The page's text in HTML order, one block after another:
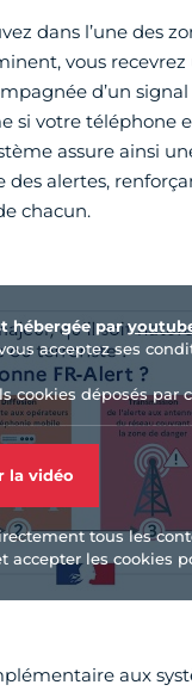
dans l’une des
vous recevrez
d’un signal
si votre téléphone
assure ainsi
des alertes,
chacun.
hébergée par
acceptez ses
cookies déposés par
la vidéo
tous les
accepter les cookies
aux